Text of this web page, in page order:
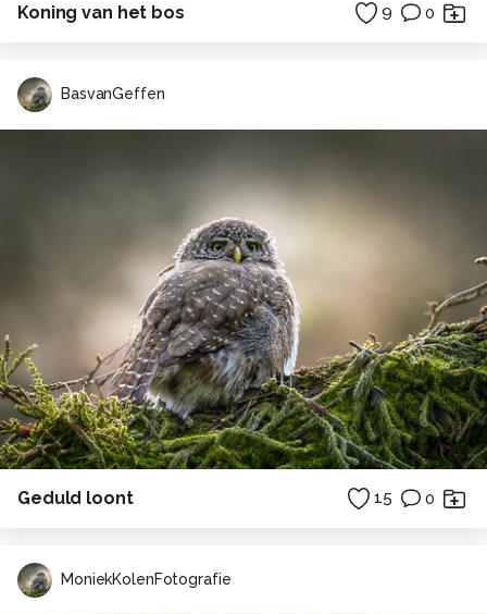
Koning van het bos 9 0
BasvanGeffen
Geduld loont 15 0
MoniekKolenFotografie